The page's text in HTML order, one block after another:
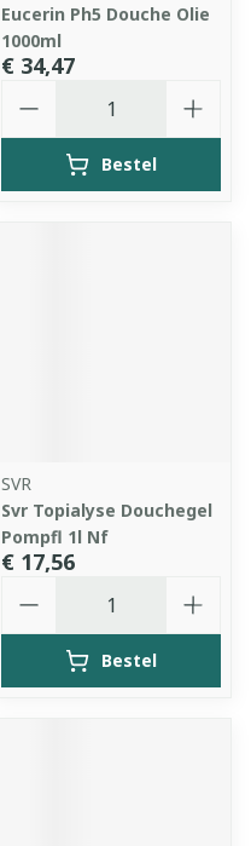
Eucerin Ph5 Douche Olie
1000ml
€ 34,47
Bestel
SVR
Svr Topialyse Douchegel
Pompfl 1l Nf
€ 17,56
Bestel